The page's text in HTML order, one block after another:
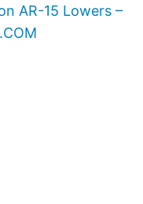
AR-15 Lowers –